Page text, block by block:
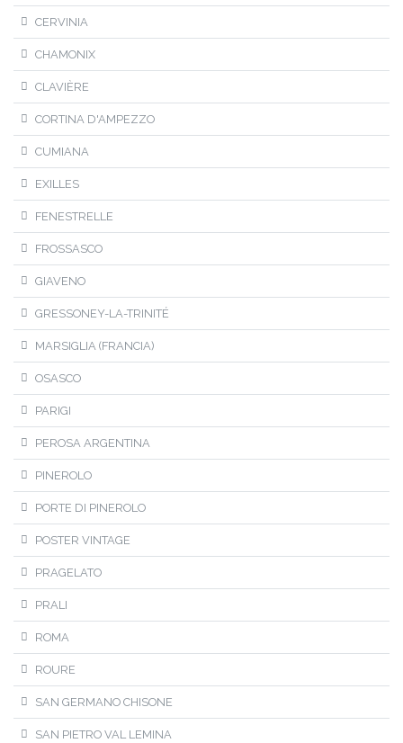
CERVINIA
CHAMONIX
CLAVIÈRE
CORTINA D'AMPEZZO
CUMIANA
EXILLES
FENESTRELLE
FROSSASCO
GIAVENO
GRESSONEY-LA-TRINITÉ
MARSIGLIA (FRANCIA)
OSASCO
PARIGI
PEROSA ARGENTINA
PINEROLO
PORTE DI PINEROLO
POSTER VINTAGE
PRAGELATO
PRALI
ROMA
ROURE
SAN GERMANO CHISONE
SAN PIETRO VAL LEMINA